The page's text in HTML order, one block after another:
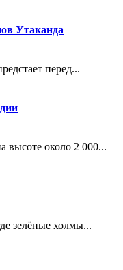
Утаканда
перед...
высоте около 2 000...
зелёные холмы...